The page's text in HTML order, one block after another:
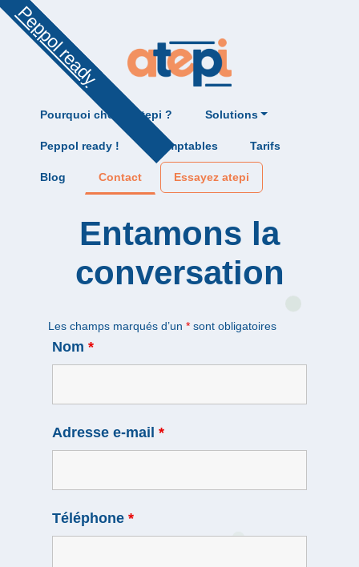
Peppol ready
Pourquoi choisir atepi ? Solutions
Peppol ready ! Comptables Tarifs
Blog Contact Essayez atepi
Entamons la
conversation
Les champs marqués d’un * sont obligatoires
Nom *
Adresse e-mail *
Téléphone *